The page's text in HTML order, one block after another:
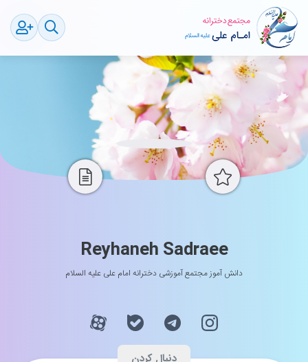
Reyhaneh Sadraee
دانش آموز مجتمع آموزشی دخترانه امام علی علیه السلام